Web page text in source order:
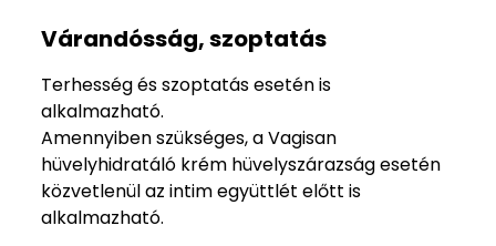
Várandósság, szoptatás
Terhesség és szoptatás esetén is
alkalmazható.
Amennyiben szükséges, a Vagisan
hüvelyhidratáló krém hüvelyszárazság esetén
közvetlenül az intim együttlét előtt is
alkalmazható.